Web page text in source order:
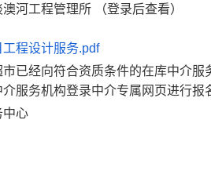
河工程管理所 （登录后查看）
程设计服务.pdf
已经向符合资质条件的在库中介
服务机构登录中介专属网页进行报
中心